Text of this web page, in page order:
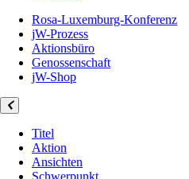
Rosa-Luxemburg-Konferenz
jW-Prozess
Aktionsbüro
Genossenschaft
jW-Shop
Titel
Aktion
Ansichten
Schwerpunkt